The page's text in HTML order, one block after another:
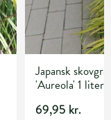
Japansk
'Aureola' 1 liter
69,95 kr.